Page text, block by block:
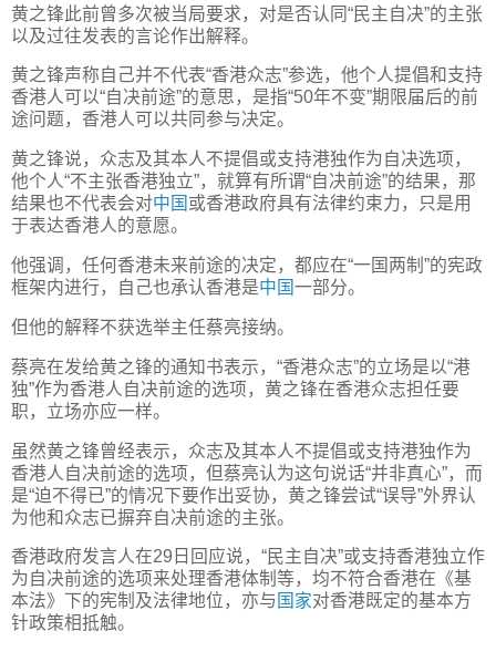
黄之锋此前曾多次被当局要求，对是否认同“民主自决”的主张
以及过往发表的言论作出解释。
黄之锋声称自己并不代表“香港众志”参选，他个人提倡和支持
香港人可以“自决前途”的意思，是指“50年不变”期限届后的前
途问题，香港人可以共同参与决定。
黄之锋说，众志及其本人不提倡或支持港独作为自决选项，
他个人“不主张香港独立”，就算有所谓“自决前途”的结果，那
结果也不代表会对中国 或香港政府具有法律约束力，只是用
于表达香港人的意愿。
他强调，任何香港未来前途的决定，都应在“一国两制”的宪政
框架内进行，自己也承认香港是中国一部分。
但他的解释不获选举主任蔡亮接纳。
蔡亮在发给黄之锋的通知书表示，“香港众志”的立场是以“港
独”作为香港人自决前途的选项，黄之锋在香港众志担任要
职，立场亦应一样。
虽然黄之锋曾经表示，众志及其本人不提倡或支持港独作为
香港人自决前途的选项，但蔡亮认为这句说话“并非真心”，而
是“迫不得已”的情况下要作出妥协，黄之锋尝试“误导”外界认
为他和众志已摒弃自决前途的主张。
香港政府发言人在29日回应说，“民主自决”或支持香港独立作
为自决前途的选项来处理香港体制等，均不符合香港在《基
本法》下的宪制及法律地位，亦与 国家对香港既定的基本方
针政策相抵触。